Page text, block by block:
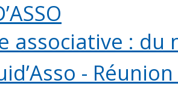
associative : du
-